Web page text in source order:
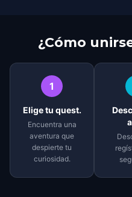
¿Cómo
1
Elige tu quest.
Encuentra una
aventura que
despierte tu
curiosidad.